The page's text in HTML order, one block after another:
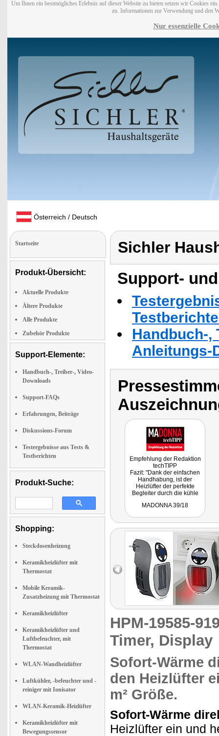
Um Ihnen ein bestmögliches Erlebnis auf dieser Website zu bieten setzen wir Cookies
zu. Informationen zur Verwendung und den
Nur essenzielle
Österreich / Deutsch
Startseite
Produkt-Übersicht:
Aktuelle Produkte
Ältere Produkte
Alle Produkte
Zubehör Produkte
Support-Elemente:
Handbuch-, Treiber-, Video-
Downloads
Support-FAQs
Erfahrungen, Beiträge
Diskussions-Forum
Testergebnisse aus Tests &
Testberichten
Produkt-Suche:
Shopping:
Steckdosenheizung
Keramikheizlüfter mit
Thermostat
Mobile Keramik-
Zusatzheizung mit Thermostat
Keramikheizlüfter
Keramikheizlüfter und
Luftbefeuchter, mit
Thermostat
WLAN-Wandheizlüfter
Luftkühler, -befeuchter und -
reiniger mit Ionisator
WLAN-Keramik-Heizlüfter
Keramikheizlüfter mit
Bewegungssensor
Sichler
Support-
Handbuch-,
Anleitungs-
Empfehlung der Redaktion
techTIPP
Fazit: "Dank der einfachen
Handhabung, ist der
Heizlüfter der perfekte
Begleiter durch die kühle
MADONNA 39/18
HPM-19585-
Timer, Display
Sofort-Wärme
den Heizlüfter
m² Größe.
Sofort-Wärme
Heizlüfter ein und